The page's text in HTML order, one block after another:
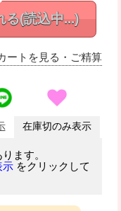
る(読込中...)
ートを見る ・ご精算
在庫切のみ表示
ます。
示 をクリックして